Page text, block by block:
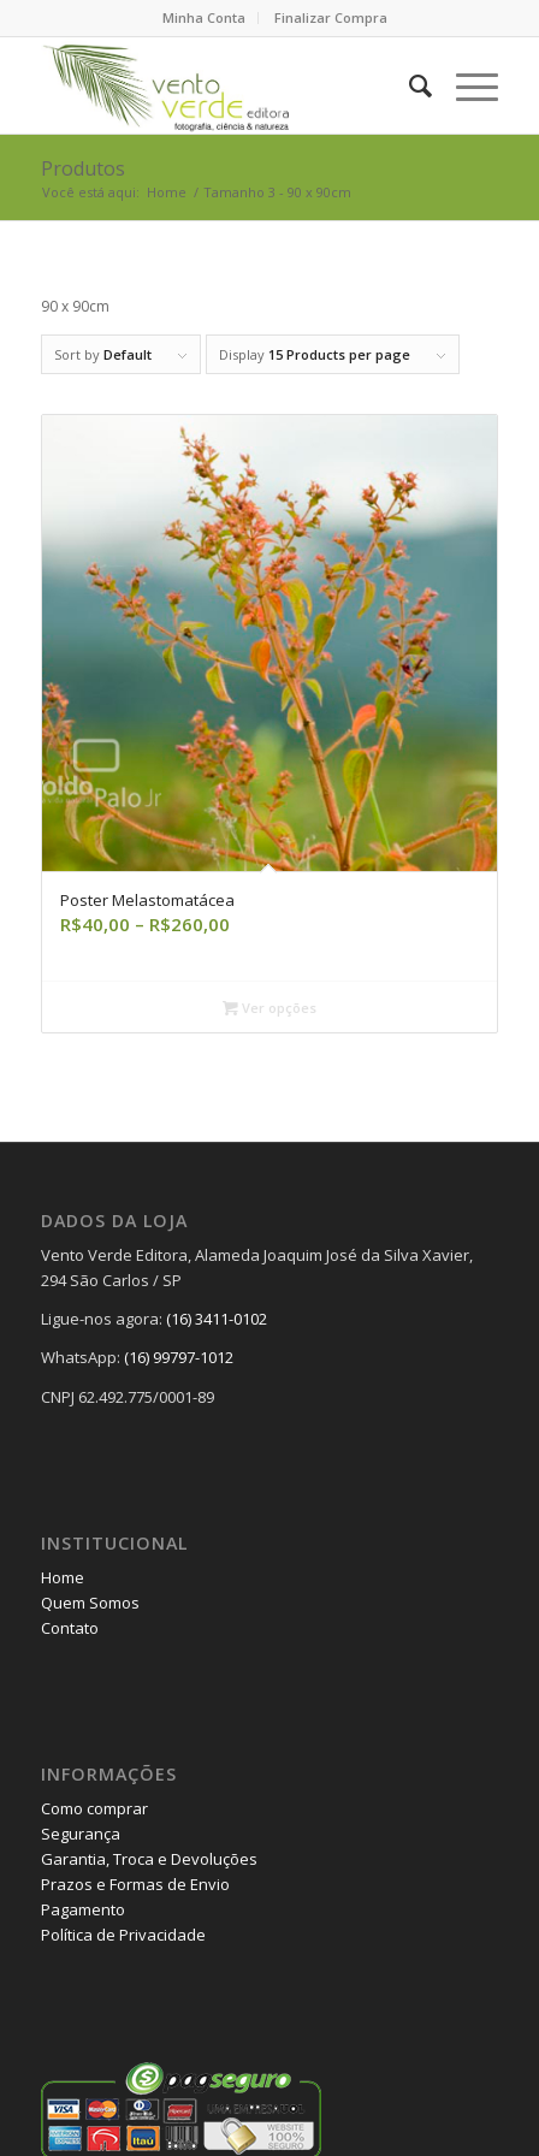
Minha Conta Finalizar Compra
Produtos
Você está aqui: Home / Tamanho 3 - 90 x 90cm
90 x 90cm
Sort by Default Display 15 Products per page
Poster Melastomatácea
R$40,00 – R$260,00Faixa
R$40,00
através
Ver opções
DADOS DA LOJA
Vento Verde Editora, Alameda Joaquim José da Silva Xavier,
294 São Carlos / SP
Ligue-nos agora: (16) 3411-0102
WhatsApp: (16) 99797-1012
CNPJ 62.492.775/0001-89
INSTITUCIONAL
Home
Quem Somos
Contato
INFORMAÇÕES
Como comprar
Segurança
Garantia, Troca e Devoluções
Prazos e Formas de Envio
Pagamento
Política de Privacidade